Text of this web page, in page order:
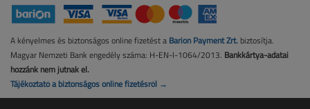
A kényelmes és biztonságos online fizetést a Barion Payment Zrt. biztosítja.
Magyar Nemzeti Bank engedély száma: H-EN-I-1064/2013. Bankkártya-adatai
hozzánk nem jutnak el.
Tájékoztató a biztonságos online fizetésről →